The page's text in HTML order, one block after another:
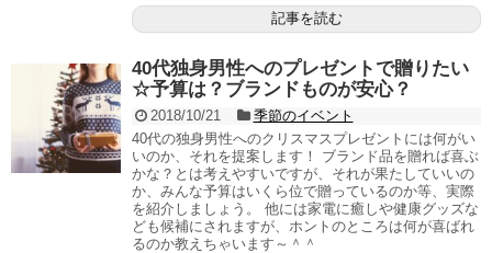
記事を読む
40代独身男性へのプレゼントで贈りたい
☆予算は？ブランドものが安心？
2018/10/21
季節のイベント
40代の独身男性へのクリスマスプレゼントには何がい
いのか、それを提案します！ ブランド品を贈れば喜ぶ
かな？とは考えやすいですが、それが果たしていいの
か、みんな予算はいくら位で贈っているのか等、実際
を紹介しましょう。 他には家電に癒しや健康グッズな
ども候補にされますが、ホントのところは何が喜ばれ
るのか教えちゃいます～＾＾